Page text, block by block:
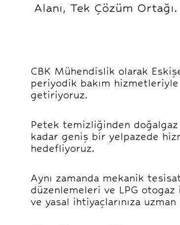
Alanı, Tek Çözüm Ortağı.
CBK Mühendislik olarak
periyodik bakım
getiriyoruz.
Petek temizliğinden
kadar geniş bir yelpazede
hedefliyoruz.
Aynı zamanda mekanik
düzenlemeleri ve LPG
ve yasal ihtiyaçlarınıza